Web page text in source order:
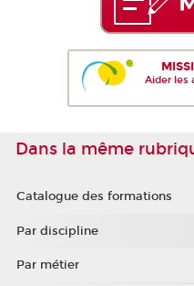
Aider les
Dans la même
Catalogue des formations
Par discipline
Par métier